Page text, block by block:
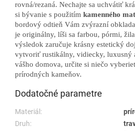
rovná/rezaná. Nechajte sa uchvátiť
si bývanie s použitím kamenného
bordový odtieň Vám zvýrazní
je originálny, líši sa farbou, pórmi,
výsledok zaručuje krásny estetický
vytvoriť rustikálny, vidiecky, luxusný
vášho domova, určite si niečo
prírodných kameňov.
Dodatočné parametre
Materiál:
Druh: